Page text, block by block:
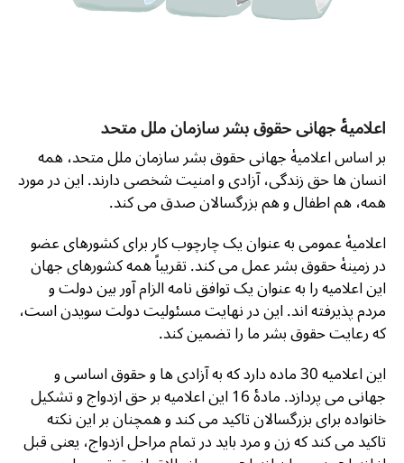
اعلامیۀ جهانی حقوق بشر سازمان ملل متحد
بر اساس اعلامیۀ جهانی حقوق بشر سازمان ملل متحد، همه
انسان ها حق زندگی، آزادی و امنیت شخصی دارند. این در مورد
همه، هم اطفال و هم بزرگسالان صدق می کند.
اعلامیۀ عمومی به عنوان یک چارچوب کار برای کشورهای عضو
در زمینۀ حقوق بشر عمل می کند. تقریباً همه کشورهای جهان
این اعلامیه را به عنوان یک توافق نامه الزام آور بین دولت و
مردم پذیرفته اند. این در نهایت مسئولیت دولت سویدن است،
که رعایت حقوق بشر ما را تضمین کند.
این اعلامیه 30 ماده دارد که به آزادی ها و حقوق اساسی و
جهانی می پردازد. مادۀ 16 این اعلامیه بر حق ازدواج و تشکیل
خانواده برای بزرگسالان تاکید می کند و همچنان بر این نکته
تاکید می کند که زن و مرد باید در تمام مراحل ازدواج، یعنی قبل